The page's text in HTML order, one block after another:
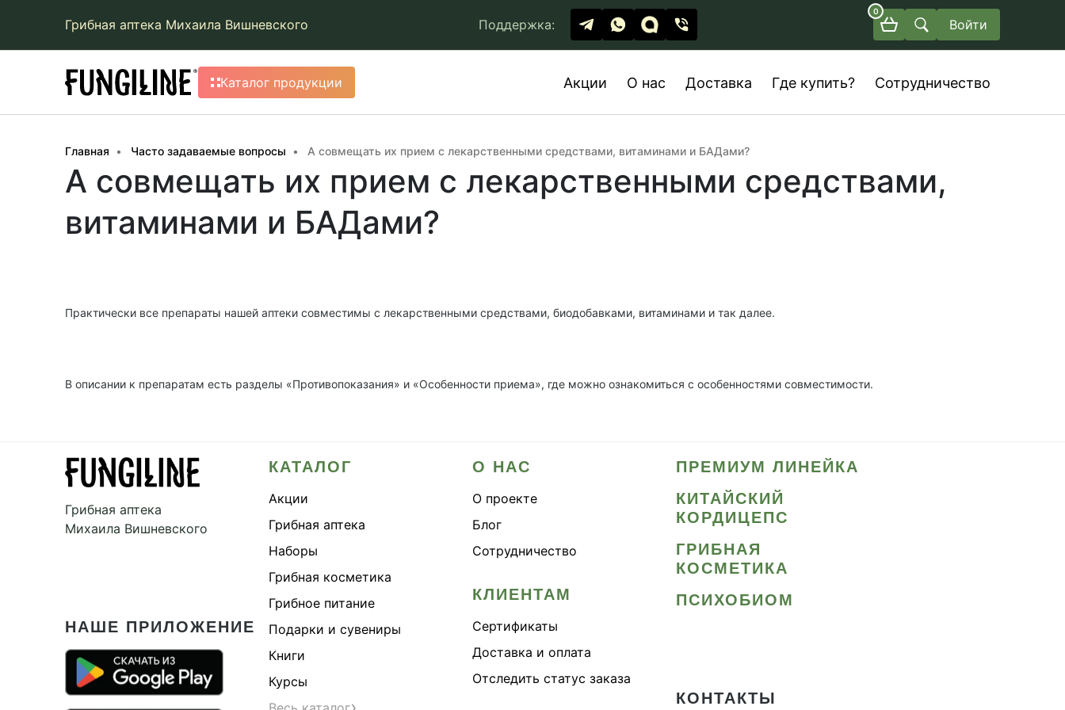
Грибная аптека Михаила Вишневского Поддержка:
0
Войти
Каталог продукции Акции О нас Доставка Где купить? Сотрудничество
Главная Часто задаваемые вопросы А совмещать их прием с лекарственными средствами, витаминами и БАДами?
А совмещать их прием с лекарственными средствами,
витаминами и БАДами?
Практически все препараты нашей аптеки совместимы с лекарственными средствами, биодобавками, витаминами и так далее.
В описании к препаратам есть разделы «Противопоказания» и «Особенности приема», где можно ознакомиться с особенностями совместимости.
Грибная аптека
Михаила Вишневского
НАШЕ ПРИЛОЖЕНИЕ
КАТАЛОГ
Акции
Грибная аптека
Наборы
Грибная косметика
Грибное питание
Подарки и сувениры
Книги
Курсы
О НАС
О проекте
Блог
Сотрудничество
КЛИЕНТАМ
Сертификаты
Доставка и оплата
Отследить статус заказа
ПРЕМИУМ ЛИНЕЙКА
КИТАЙСКИЙ
КОРДИЦЕПС
ГРИБНАЯ
КОСМЕТИКА
ПСИХОБИОМ
КОНТАКТЫ